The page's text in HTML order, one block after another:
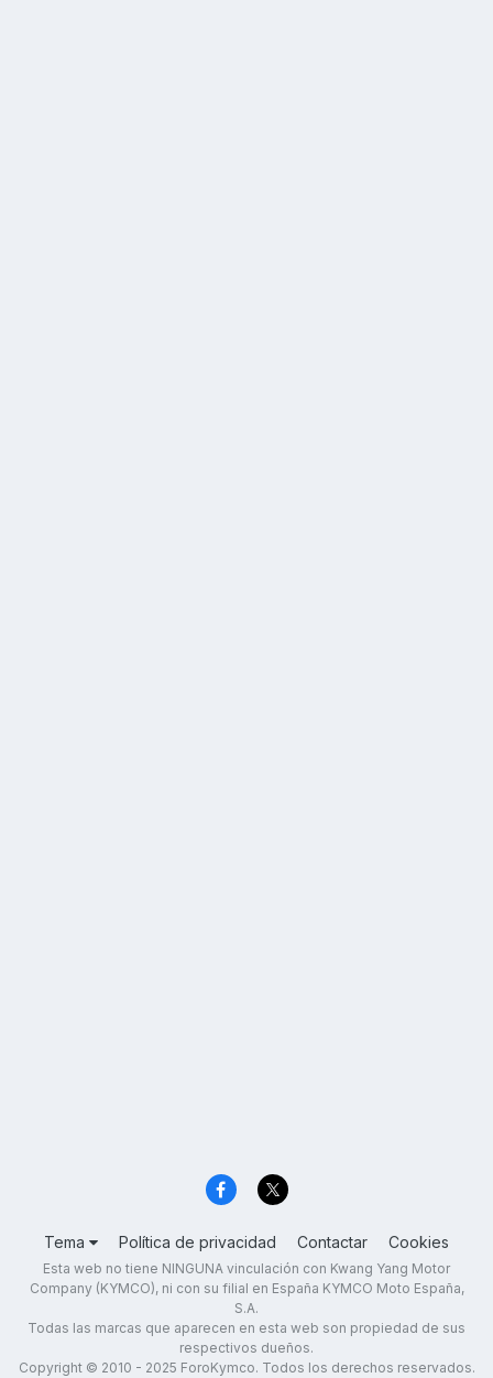
Tema Política de privacidad Contactar Cookies
Esta web no tiene NINGUNA vinculación con Kwang Yang Motor
Company (KYMCO), ni con su filial en España KYMCO Moto España,
S.A.
Todas las marcas que aparecen en esta web son propiedad de sus
respectivos dueños.
Copyright © 2010 - 2025 ForoKymco. Todos los derechos reservados.